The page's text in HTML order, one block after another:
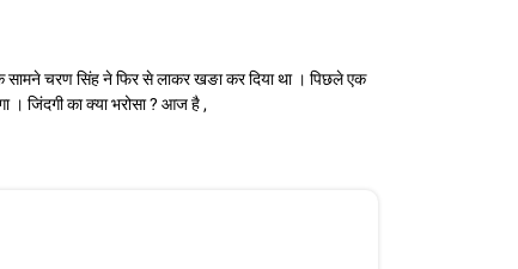
सामने चरण सिंह ने फिर से लाकर खङा कर दिया था । पिछले एक
जिंदगी का क्या भरोसा ? आज है ,